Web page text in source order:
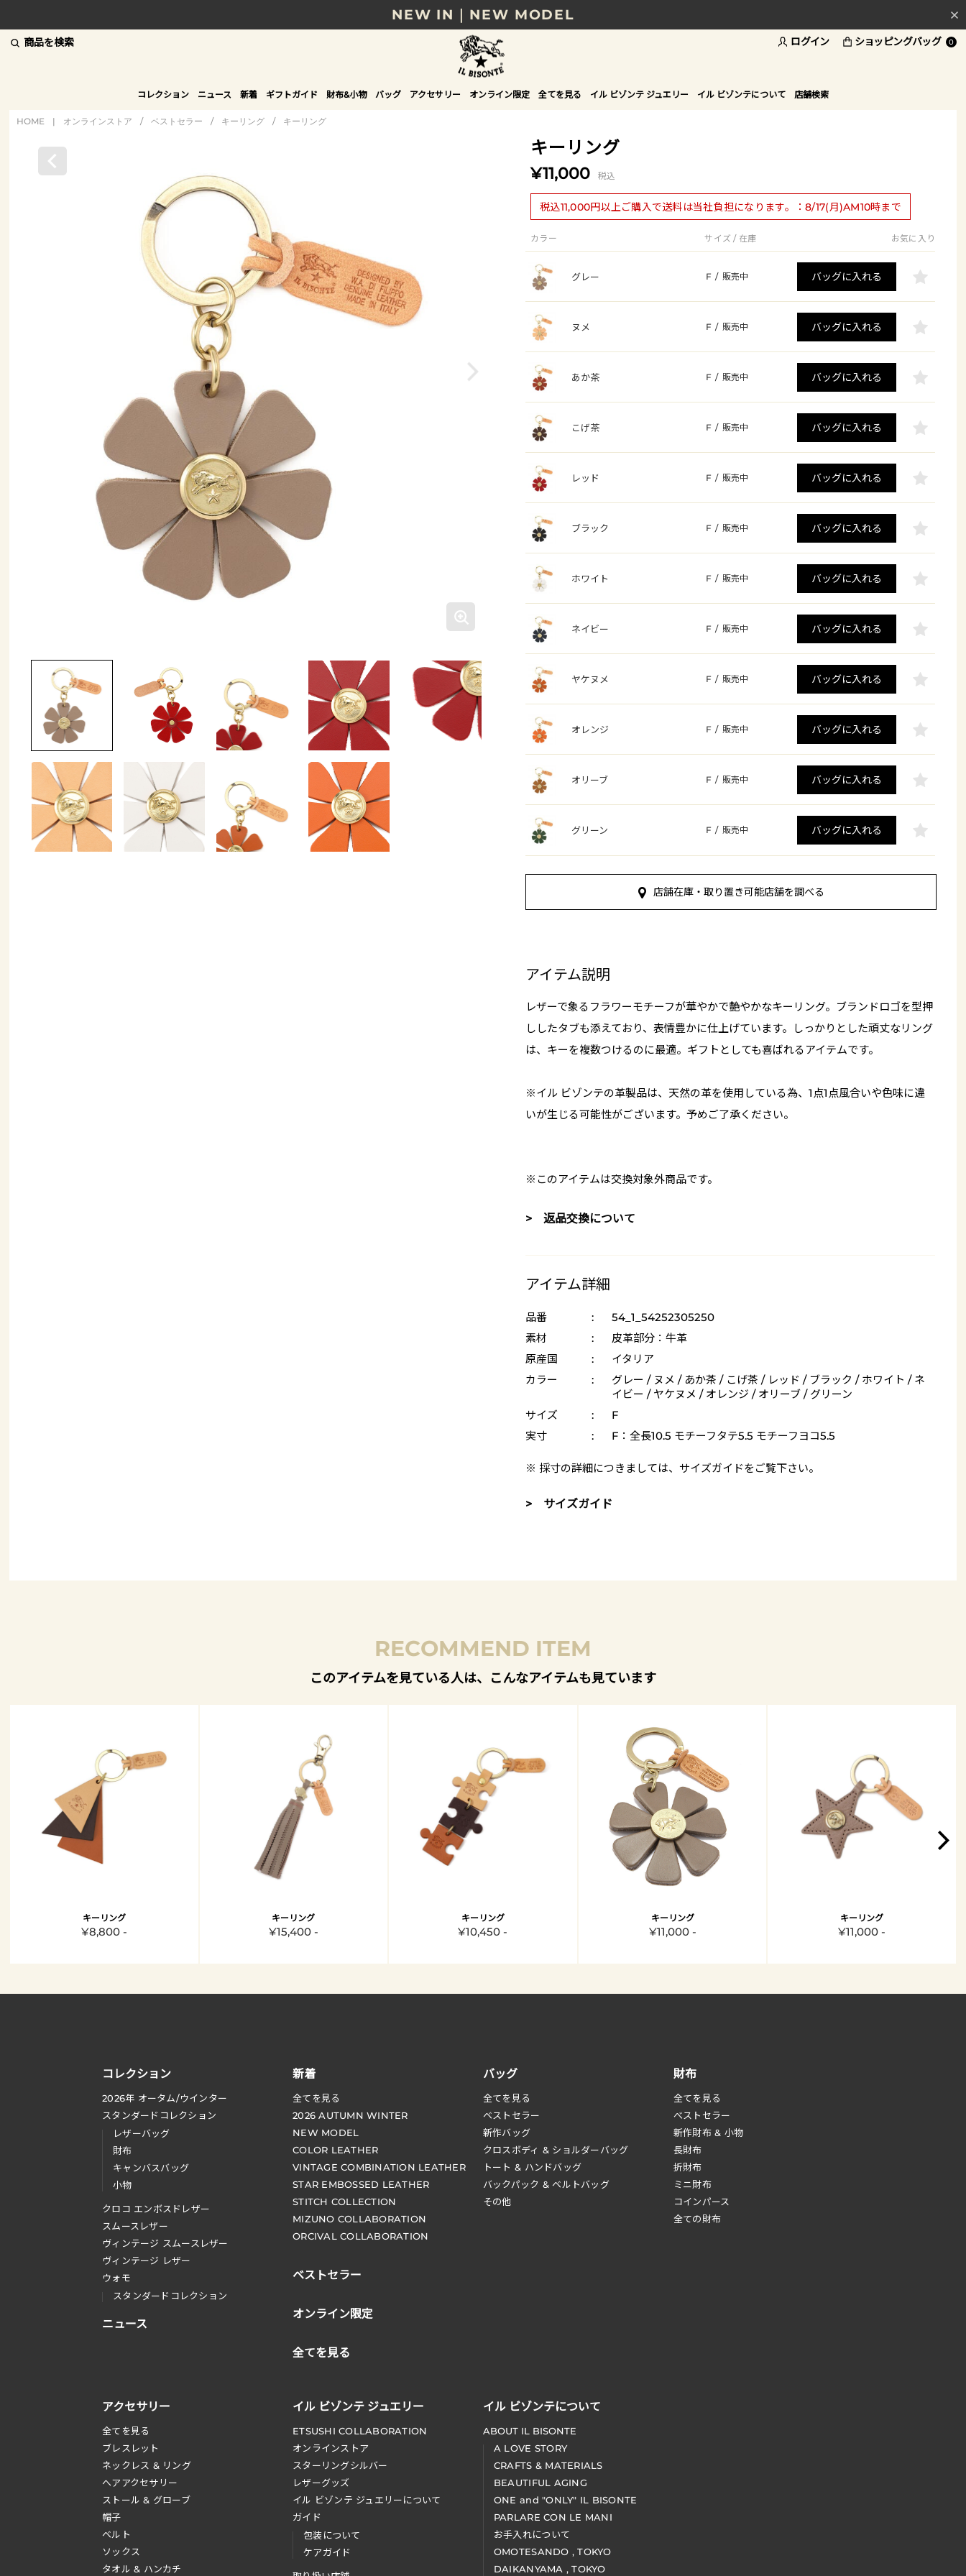
NEW IN｜NEW MODEL
8/17(月)10時まで｜税込11,000円以上で送料無料
贈る相手やシーンから選べる、新しいギフトガイド
NEW IN｜COLOR LEATHER
商品を検索 ログイン ショッピングバッグ 0
コレクション ニュース 新着 ギフトガイド 財布&小物 バッグ アクセサリー オンライン限定 全てを見る イル ビゾンテ ジュエリー イル ビゾンテについて 店舗検索
HOME | オンラインストア / ベストセラー / キーリング / キーリング
キーリング
¥11,000 税込
税込11,000円以上ご購入で送料は当社負担になります。：8/17(月)AM10時まで
カラー サイズ / 在庫 お気に入り
グレー F / 販売中 バッグに入れる
ヌメ F / 販売中 バッグに入れる
あか茶 F / 販売中 バッグに入れる
こげ茶 F / 販売中 バッグに入れる
レッド F / 販売中 バッグに入れる
ブラック F / 販売中 バッグに入れる
ホワイト F / 販売中 バッグに入れる
ネイビー F / 販売中 バッグに入れる
ヤケヌメ F / 販売中 バッグに入れる
オレンジ F / 販売中 バッグに入れる
オリーブ F / 販売中 バッグに入れる
グリーン F / 販売中 バッグに入れる
店舗在庫・取り置き可能店舗を調べる
アイテム説明
レザーで象るフラワーモチーフが華やかで艶やかなキーリング。ブランドロゴを型押
ししたタブも添えており、表情豊かに仕上げています。しっかりとした頑丈なリング
は、キーを複数つけるのに最適。ギフトとしても喜ばれるアイテムです。
※イル ビゾンテの革製品は、天然の革を使用している為、1点1点風合いや色味に違
いが生じる可能性がございます。予めご了承ください。
※このアイテムは交換対象外商品です。
> 返品交換について
アイテム詳細
品番 :
54_1_54252305250
素材
:
皮革部分：牛革
原産国
:
イタリア
カラー
:
グレー / ヌメ / あか茶 / こげ茶 / レッド / ブラック / ホワイト / ネ
イビー / ヤケヌメ / オレンジ / オリーブ / グリーン
サイズ
:
F
実寸
: F：全長10.5 モチーフタテ5.5 モチーフヨコ5.5
※ 採寸の詳細につきましては、 サイズガイドをご覧下さい。
> サイズガイド
RECOMMEND ITEM
このアイテムを見ている人は、こんなアイテムも見ています
キーリング
¥8,800 -
キーリング
¥15,400 -
キーリング
¥10,450 -
キーリング
¥11,000 -
キーリング
¥11,000 -
コレクション
2026年 オータム/ウインター
スタンダードコレクション
レザーバッグ
財布
キャンバスバッグ
小物
クロコ エンボスドレザー
スムースレザー
ヴィンテージ スムースレザー
ヴィンテージ レザー
ウォモ
スタンダードコレクション
ニュース
新着
全てを見る
2026 AUTUMN WINTER
NEW MODEL
COLOR LEATHER
VINTAGE COMBINATION LEATHER
STAR EMBOSSED LEATHER
STITCH COLLECTION
MIZUNO COLLABORATION
ORCIVAL COLLABORATION
ベストセラー
オンライン限定
全てを見る
財布
全てを見る
べストセラー
新作財布 & 小物
長財布
折財布
ミニ財布
コインパース
全ての財布
バッグ
全てを見る
ベストセラー
新作バッグ
クロスボディ & ショルダーバッグ
トート & ハンドバッグ
バックパック & ベルトバッグ
その他
アクセサリー
全てを見る
ブレスレット
ネックレス & リング
へアアクセサリー
ストール & グローブ
帽子
ベルト
ソックス
タオル & ハンカチ
イル ビゾンテ ジュエリー
ETSUSHI COLLABORATION
オンラインストア
スターリングシルバー
レザーグッズ
イル ビゾンテ ジュエリーについて
ガイド
包装について
ケアガイド
イル ビゾンテについて
ABOUT IL BISONTE
A LOVE STORY
CRAFTS & MATERIALS
BEAUTIFUL AGING
ONE and "ONLY" IL BISONTE
PARLARE CON LE MANI
お手入れについて
OMOTESANDO , TOKYO
DAIKANYAMA , TOKYO